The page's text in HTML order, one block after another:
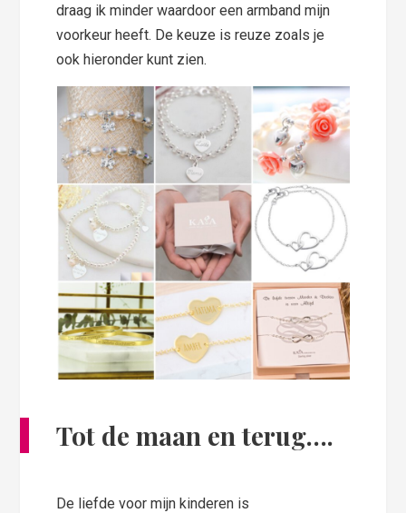
draag ik minder waardoor een armband mijn
voorkeur heeft. De keuze is reuze zoals je
ook hieronder kunt zien.
Tot de maan en terug….
De liefde voor mijn kinderen is